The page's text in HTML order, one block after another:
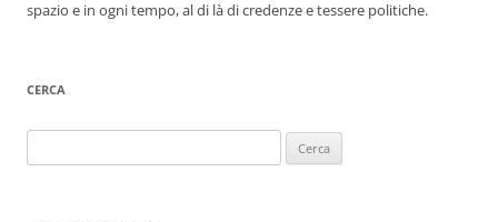
spazio e in ogni tempo, al di là di credenze e tessere politiche.
CERCA
per: